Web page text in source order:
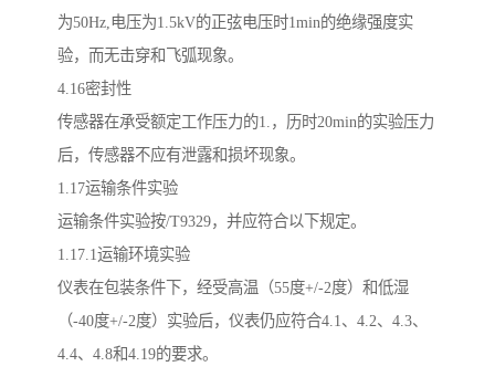
为50Hz,电压为1.5kV的正弦电压时1min的绝缘强度实
验，而无击穿和飞弧现象。
4.16密封性
传感器在承受额定工作压力的1.，历时20min的实验压力
后，传感器不应有泄露和损坏现象。
1.17运输条件实验
运输条件实验按/T9329，并应符合以下规定。
1.17.1运输环境实验
仪表在包装条件下，经受高温（55度+/-2度）和低湿
（-40度+/-2度）实验后，仪表仍应符合4.1、4.2、4.3、
4.4、4.8和4.19的要求。